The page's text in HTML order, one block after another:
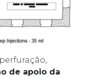
de apoio da